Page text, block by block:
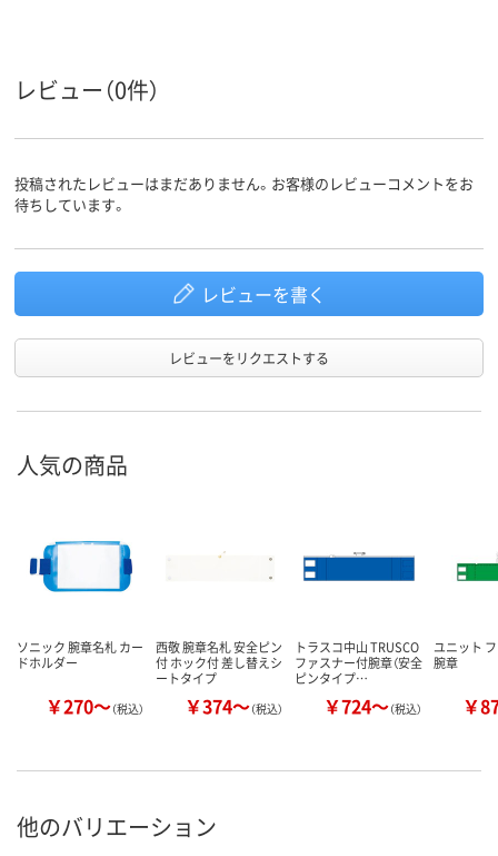
付、腕章
レビュー（0件）
投稿されたレビューはまだありません。お客様のレビューコメントをお
待ちしています。
レビューを書く
レビューをリクエストする
人気の商品
ソニック 腕章名札 カー
ドホルダー
￥270～（税込）
西敬 腕章名札 安全ピン
付 ホック付 差し替えシ
ートタイプ
￥374～（税込）
トラスコ中山 TRUSCO
ファスナー付腕章（安全
ピンタイプ…
￥724～（税込）
ユニット
腕章
￥
他のバリエーション